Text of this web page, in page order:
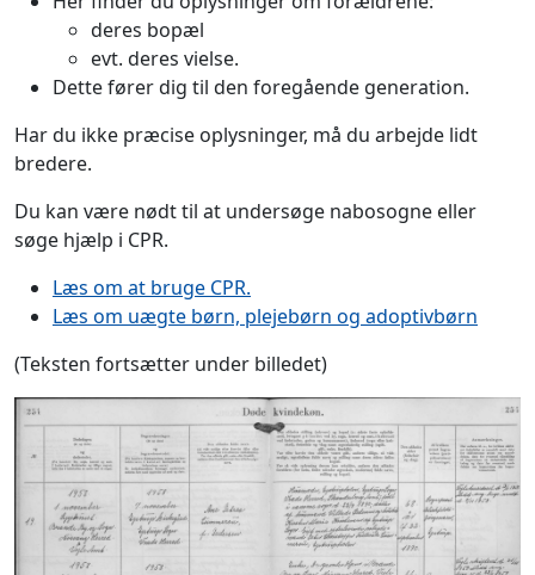
deres bopæl
evt. deres vielse.
Dette fører dig til den foregående generation.
Har du ikke præcise oplysninger, må du arbejde lidt
bredere.
Du kan være nødt til at undersøge nabosogne eller
søge hjælp i CPR.
Læs om at bruge CPR.
Læs om uægte børn, plejebørn og adoptivbørn
(Teksten fortsætter under billedet)